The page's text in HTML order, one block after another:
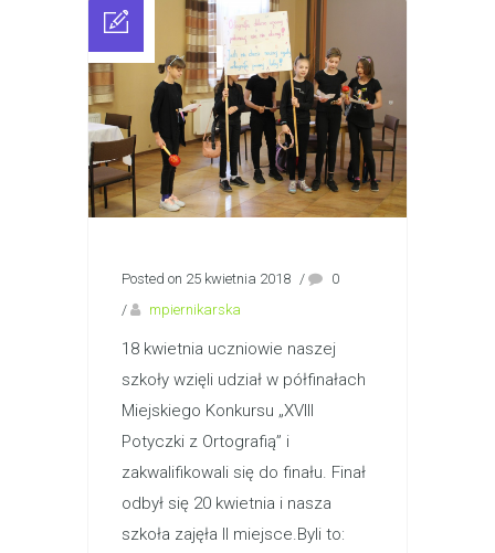
Posted on 25 kwietnia 2018 /
0
/
mpiernikarska
18 kwietnia uczniowie naszej
szkoły wzięli udział w półfinałach
Miejskiego Konkursu „XVIII
Potyczki z Ortografią” i
zakwalifikowali się do finału. Finał
odbył się 20 kwietnia i nasza
szkoła zajęła II miejsce.Byli to: